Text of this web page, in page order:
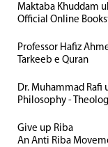
Maktaba Khuddam
Official Online
Professor Hafiz
Tarkeeb e Quran
Dr. Muhammad Rafi
Philosophy -
Give up Riba
An Anti Riba